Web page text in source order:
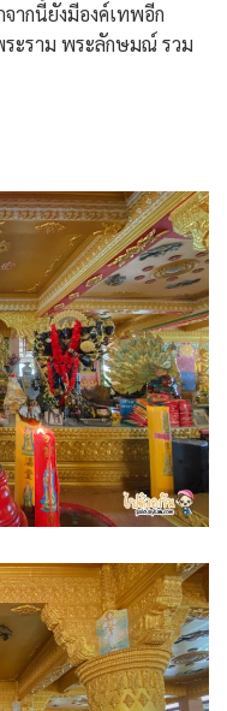
ากนี้ยังมีองค์เทพอีก
ะราม พระลักษมณ์ รวม